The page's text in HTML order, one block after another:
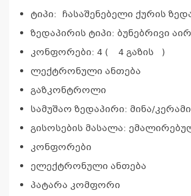
ტიპი: ჩასაშენებელი ქურის
ზედაპირის ტიპი: ბუნებრივი
კონფორები: 4 ( 4 გაზის )
ლექტრონული ანთება
გაზკონტროლი
სამუშაო ზედაპირი: მინა/
გისოსების მასალა:
კონფორები
ელექტრონული ანთება
პატარა კომფორი